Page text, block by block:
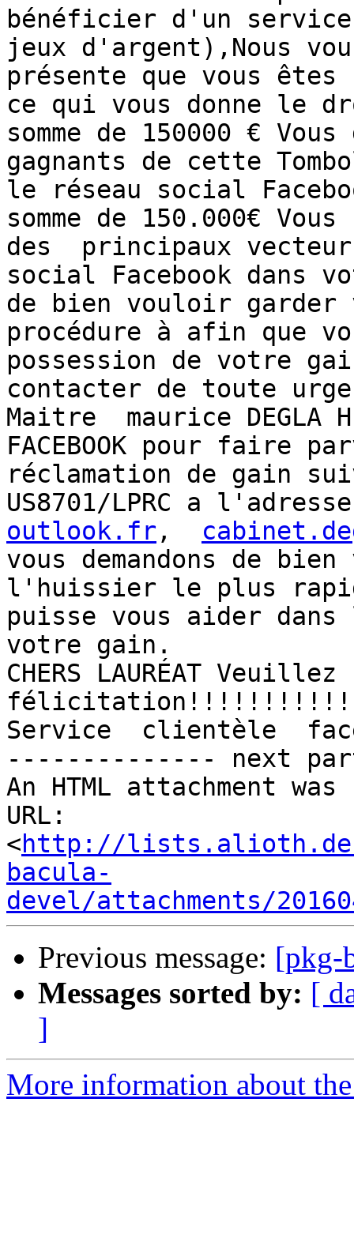
bénéficier d'un
jeux d'argent),Nous
présente que vous
ce qui vous donne le
somme de 150000 €
gagnants de cette
le réseau social
somme de 150.000€
des  principaux
social Facebook dans
de bien vouloir
procédure à afin que
possession de votre
contacter de toute
Maitre  maurice DEGLA
FACEBOOK pour faire
réclamation de gain
US8701/LPRC a
outlook.fr ,
vous demandons de
l'huissier le plus
puisse vous aider dans
votre gain.
CHERS LAURÉAT
Service  clientèle
-------------- next
An HTML attachment
URL:
<http://
bacula-
devel/attachments/
Previous message: [pkg-
Messages sorted by: [
]
More information about